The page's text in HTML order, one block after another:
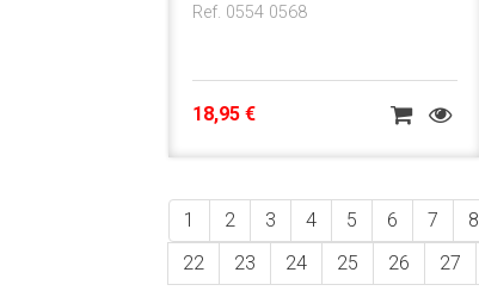
Ref. 0554 0568
18,95 €
1 2 3 4 5 6 7 8
22
23 24 25 26 27